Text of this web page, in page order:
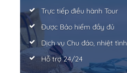
Trực tiếp điều hành Tour
Được Bảo hiểm đầy đủ
Dịch vụ Chu đáo, nhiệt tình
Hỗ trợ 24/24